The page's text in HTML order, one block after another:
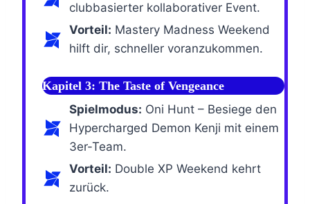
clubbasierter kollaborativer Event.
Vorteil: Mastery Madness Weekend
hilft dir, schneller voranzukommen.
Kapitel 3: The Taste of Vengeance
Spielmodus: Oni Hunt – Besiege den
Hypercharged Demon Kenji mit einem
3er-Team.
Vorteil: Double XP Weekend kehrt
zurück.